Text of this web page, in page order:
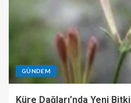
GÜNDEM
Küre Dağları’nda Yeni